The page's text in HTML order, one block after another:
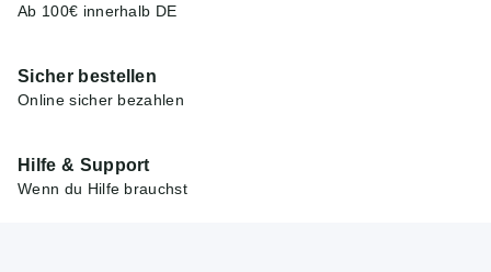
Ab 100€ innerhalb DE
Sicher bestellen
Online sicher bezahlen
Hilfe & Support
Wenn du Hilfe brauchst